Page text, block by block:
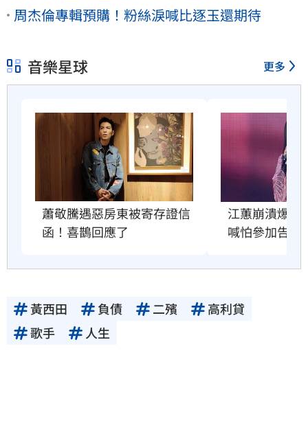
周杰倫專輯預購！粉絲淚喊比逐玉還期待
音樂星球 更多
蕭敬騰遇惡房東被寄存證信
函！喜鵲回應了
江蕙崩潰爆哭
喊怕參加告別
黃西田 負債 二殯
高利貸
歌手
人生